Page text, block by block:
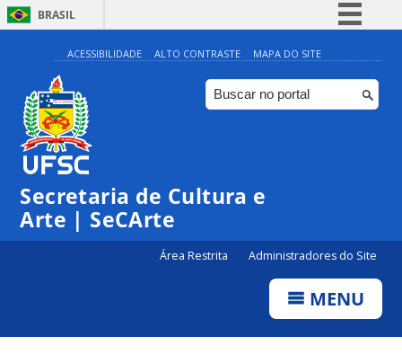
BRASIL
Simplifique!
Comunica BR
Participe
ACESSIBILIDADE ALTO CONTRASTE MAPA DO SITE
Secretaria de Cultura e
Arte | SeCArte
Área Restrita Administradores do Site
MENU